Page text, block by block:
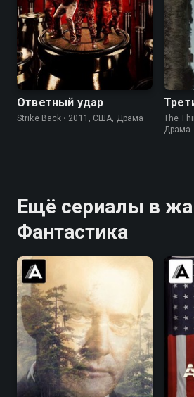
7.5
Ответный удар
Strike Back • 2011, США, Драма
6.2
The
Драма
Ещё сериалы в
Фантастика